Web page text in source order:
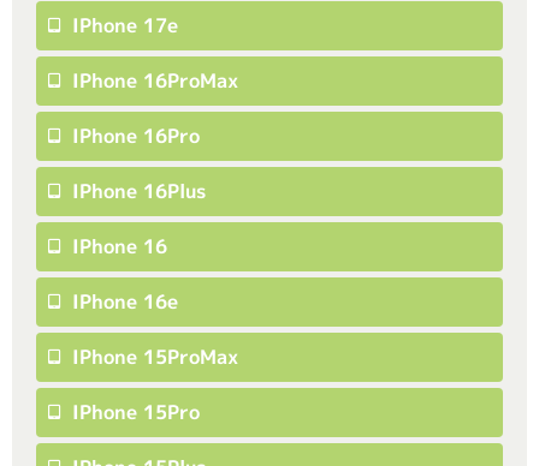
IPhone 17e
IPhone 16ProMax
IPhone 16Pro
IPhone 16Plus
IPhone 16
IPhone 16e
IPhone 15ProMax
IPhone 15Pro